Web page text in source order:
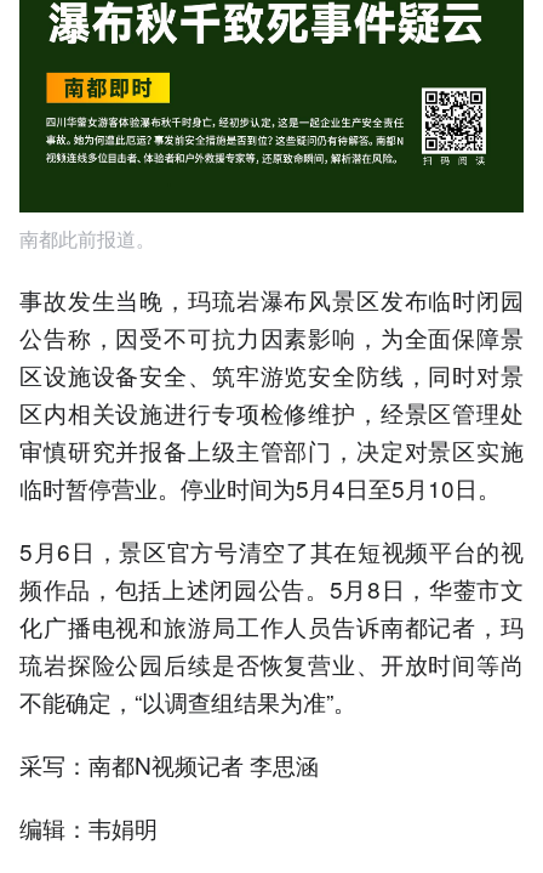
南都此前报道。
事故发生当晚，玛琉岩瀑布风景区发布临时闭园
公告称，因受不可抗力因素影响，为全面保障景
区设施设备安全、筑牢游览安全防线，同时对景
区内相关设施进行专项检修维护，经景区管理处
审慎研究并报备上级主管部门，决定对景区实施
临时暂停营业。停业时间为5月4日至5月10日。
5月6日，景区官方号清空了其在短视频平台的视
频作品，包括上述闭园公告。5月8日，华蓥市文
化广播电视和旅游局工作人员告诉南都记者，玛
琉岩探险公园后续是否恢复营业、开放时间等尚
不能确定，“以调查组结果为准”。
采写：南都N视频记者 李思涵
编辑：韦娟明